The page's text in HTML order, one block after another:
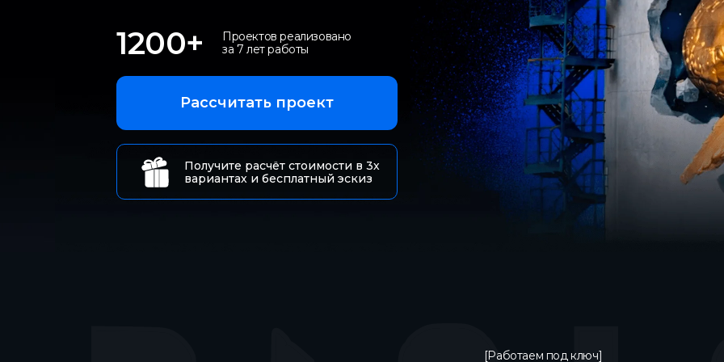
Получите расчёт стоимости в 3х
вариантах и бесплатный эскиз
1200+
Проектов реализовано
за 7 лет работы
Рассчитать проект
[Работаем под ключ]
200 - 500 м
60 - 100 м
затрудняюсь ответить